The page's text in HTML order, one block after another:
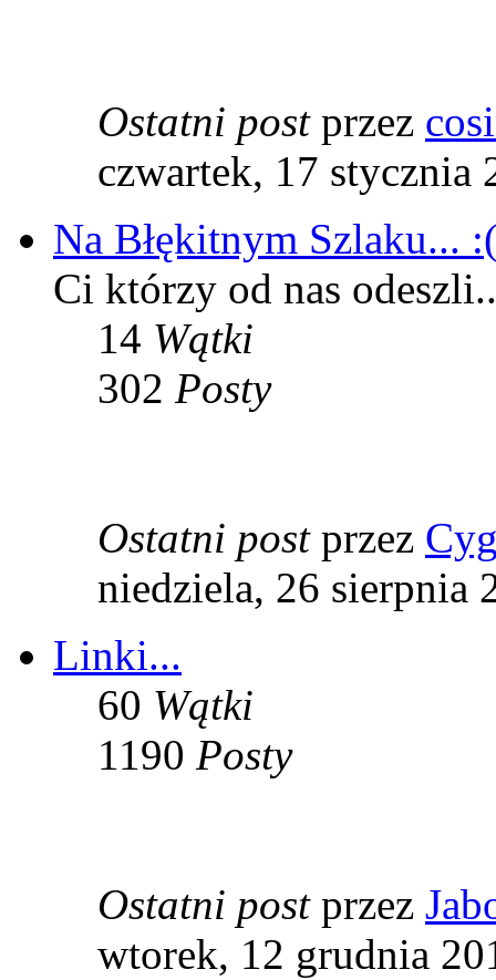
Ostatni postprzez
czwartek, 17 stycznia
Na Błękitnym Szlaku...
Ci którzy od nas
14 Wątki
302 Posty
Ostatni postprzez
niedziela, 26 sierpnia
Linki...
60 Wątki
1190 Posty
Ostatni postprzez
wtorek, 12 grudnia